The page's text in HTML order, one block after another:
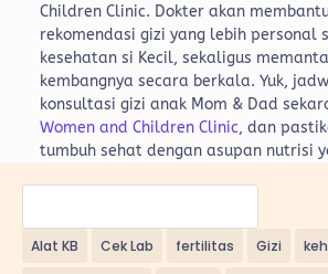
Children Clinic. Dokter akan
rekomendasi gizi yang lebih personal
kesehatan si Kecil, sekaligus
kembangnya secara berkala. Yuk,
konsultasi gizi anak Mom & Dad
Women and Children Clinic, dan
tumbuh sehat dengan asupan nutrisi
Alat KB Cek Lab fertilitas Gizi